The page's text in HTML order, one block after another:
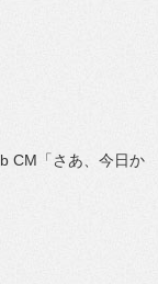
CM「さあ、今日か